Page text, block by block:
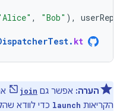
, "Bob" ), userRepo
. kt
הערה: אפשר גם join
הקריאות launch כדי לוודא